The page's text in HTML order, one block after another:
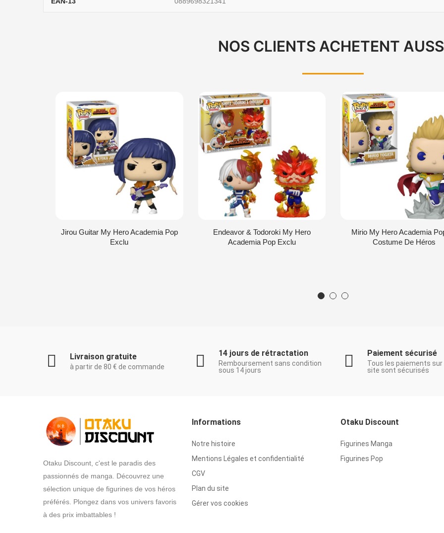
NOS CLIENTS ACHETENT
Jirou Guitar My Hero Academia Pop
Exclu
Endeavor & Todoroki My Hero
Academia Pop Exclu
Mirio My Hero Academia
Costume De Héros
Livraison gratuite
à partir de 80 € de commande
14 jours de rétractation
Remboursement sans condition
sous 14 jours
Paiement sécurisé
Tous les paiements
site sont sécurisés
Otaku Discount, c'est le paradis des
passionnés de manga. Découvrez une
sélection unique de figurines de vos héros
préférés. Plongez dans vos univers favoris
à des prix imbattables !
Informations
Notre histoire
Mentions Légales et confidentialité
CGV
Plan du site
Gérer vos cookies
Otaku Discount
Figurines Manga
Figurines Pop